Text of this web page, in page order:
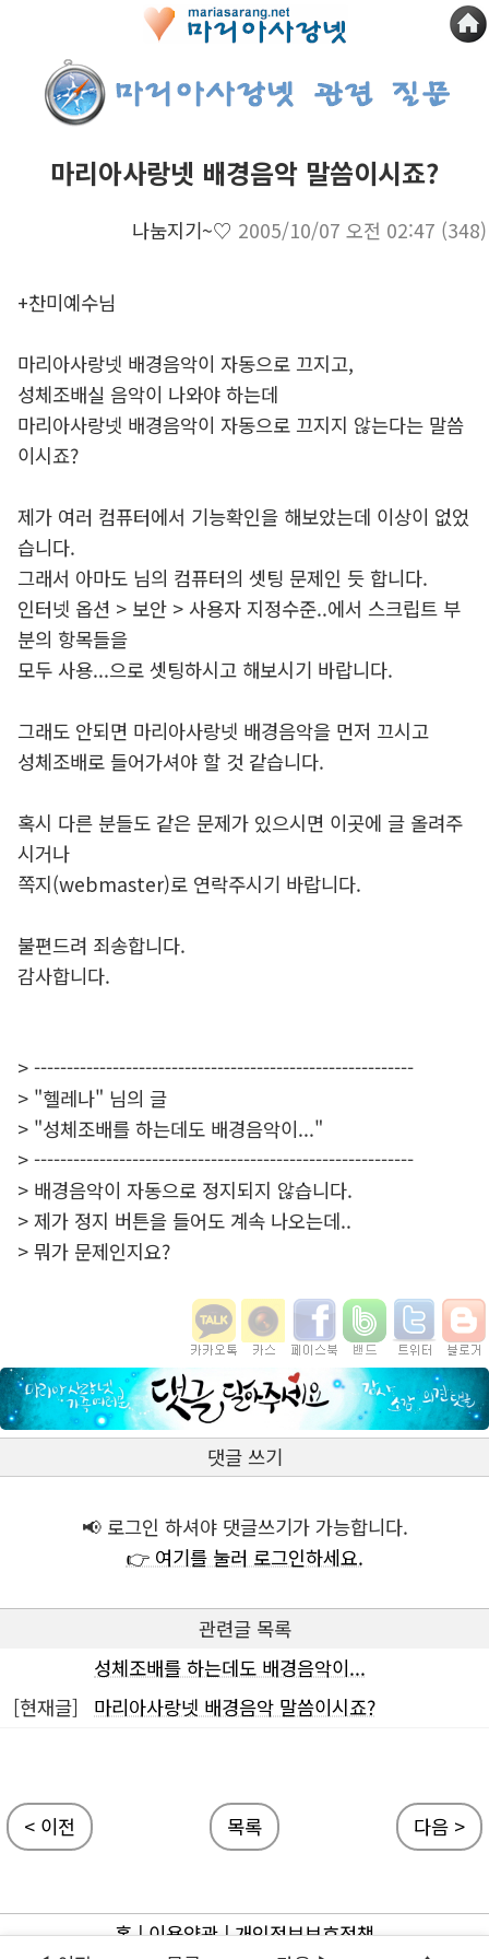
마리아사랑넷 배경음악 말씀이시죠?
나눔지기~♡ 2005/10/07 오전 02:47 (348)
+찬미예수님
마리아사랑넷 배경음악이 자동으로 끄지고,
성체조배실 음악이 나와야 하는데
마리아사랑넷 배경음악이 자동으로 끄지지 않는다는 말씀
이시죠?
제가 여러 컴퓨터에서 기능확인을 해보았는데 이상이 없었
습니다.
그래서 아마도 님의 컴퓨터의 셋팅 문제인 듯 합니다.
인터넷 옵션 > 보안 > 사용자 지정수준..에서 스크립트 부
분의 항목들을
모두 사용...으로 셋팅하시고 해보시기 바랍니다.
그래도 안되면 마리아사랑넷 배경음악을 먼저 끄시고
성체조배로 들어가셔야 할 것 같습니다.
혹시 다른 분들도 같은 문제가 있으시면 이곳에 글 올려주
시거나
쪽지(webmaster)로 연락주시기 바랍니다.
불편드려 죄송합니다.
감사합니다.
> ----------------------------------------------------------
> "헬레나" 님의 글
> "성체조배를 하는데도 배경음악이..."
> ----------------------------------------------------------
> 배경음악이 자동으로 정지되지 않습니다.
> 제가 정지 버튼을 들어도 계속 나오는데..
> 뭐가 문제인지요?
댓글 쓰기
📢 로그인 하셔야 댓글쓰기가 가능합니다.
👉 여기를 눌러 로그인하세요.
관련글 목록
성체조배를 하는데도 배경음악이...
[현재글]
마리아사랑넷 배경음악 말씀이시죠?
< 이전 목록 다음 >
홈|이용약관|개인정보보호정책